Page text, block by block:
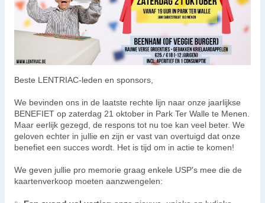
Beste LENTRIAC-leden en sponsors,
We bevinden ons in de laatste rechte lijn naar onze jaarlijkse
BENEFIET op zaterdag 21 oktober in Park Ter Walle te Menen.
Maar eerlijk gezegd, de respons tot nu toe kan veel beter. We
geloven echter in jullie en zijn er vast van overtuigd dat onze
benefiet een succes wordt. Het is tijd om in actie te komen!
We geven jullie pro memorie graag enkele USP's mee die de
kaartenverkoop moeten aanzwengelen: